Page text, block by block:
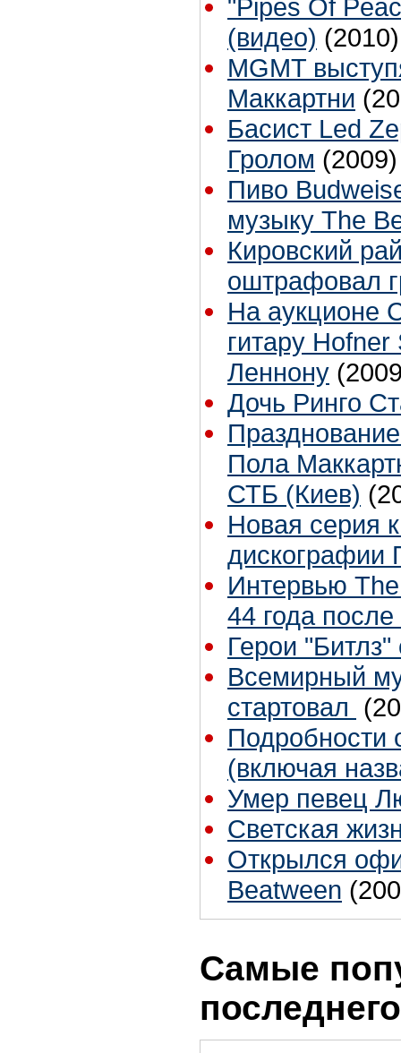
"Pipes Of
(видео) (2010)
MGMT
Маккартни
Басист Led
Гролом (2009)
Пиво
музыку The
Кировский
оштрафовал
На аукционе
гитару
Леннону
Дочь Ринго
Пола
СТБ (Киев)
Новая серия
дискографии
Интервью
44 года после
Герои
Всемирный
cтартовал
Подробности
(включая
Умер певец
Светская
Открылся
Beatween
Самые